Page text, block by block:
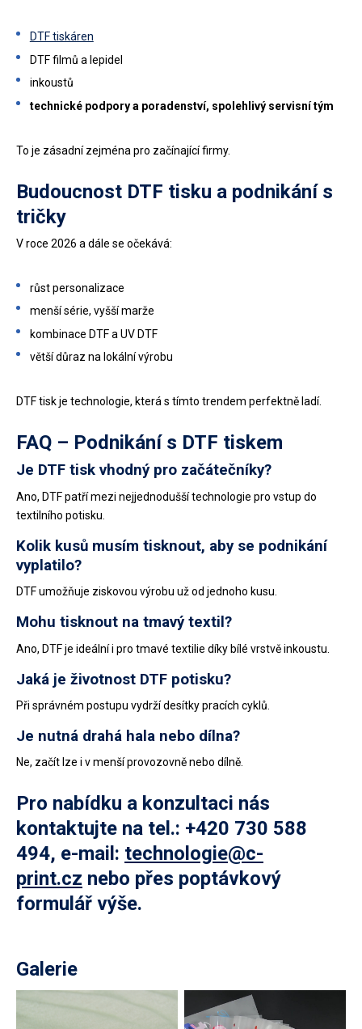
DTF tiskáren
DTF filmů a lepidel
inkoustů
technické podpory a poradenství, spolehlivý servisní tým
To je zásadní zejména pro začínající firmy.
Budoucnost DTF tisku a podnikání s
tričky
V roce 2026 a dále se očekává:
růst personalizace
menší série, vyšší marže
kombinace DTF a UV DTF
větší důraz na lokální výrobu
DTF tisk je technologie, která s tímto trendem perfektně ladí.
FAQ – Podnikání s DTF tiskem
Je DTF tisk vhodný pro začátečníky?
Ano, DTF patří mezi nejjednodušší technologie pro vstup do
textilního potisku.
Kolik kusů musím tisknout, aby se podnikání
vyplatilo?
DTF umožňuje ziskovou výrobu už od jednoho kusu.
Mohu tisknout na tmavý textil?
Ano, DTF je ideální i pro tmavé textilie díky bílé vrstvě inkoustu.
Jaká je životnost DTF potisku?
Při správném postupu vydrží desítky pracích cyklů.
Je nutná drahá hala nebo dílna?
Ne, začít lze i v menší provozovně nebo dílně.
Pro nabídku a konzultaci nás
kontaktujte na tel.: +420 730 588
494, e-mail: technologie@c-
print.cz nebo přes poptávkový
formulář výše.
Galerie